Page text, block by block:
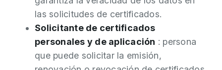
las solicitudes de certificados.
Solicitante de certificados
personales y de aplicación : persona
que puede solicitar la emisión,